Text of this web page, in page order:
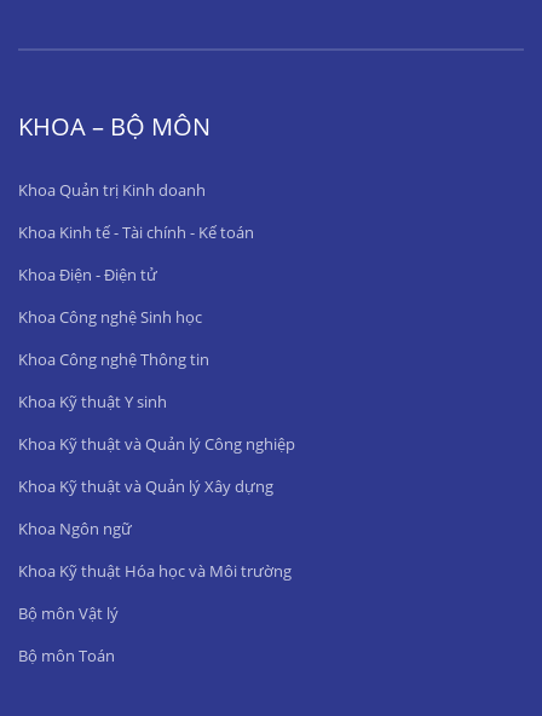
KHOA – BỘ MÔN
Khoa Quản trị Kinh doanh
Khoa Kinh tế - Tài chính - Kế toán
Khoa Điện - Điện tử
Khoa Công nghệ Sinh học
Khoa Công nghệ Thông tin
Khoa Kỹ thuật Y sinh
Khoa Kỹ thuật và Quản lý Công nghiệp
Khoa Kỹ thuật và Quản lý Xây dựng
Khoa Ngôn ngữ
Khoa Kỹ thuật Hóa học và Môi trường
Bộ môn Vật lý
Bộ môn Toán